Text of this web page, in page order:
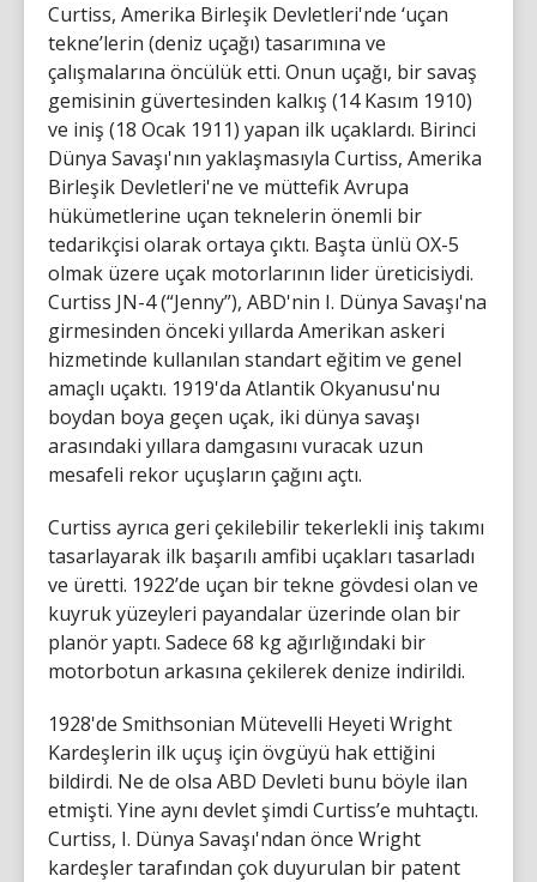
Curtiss, Amerika Birleşik Devletleri'nde ‘uçan
tekne’lerin (deniz uçağı) tasarımına ve
çalışmalarına öncülük etti. Onun uçağı, bir savaş
gemisinin güvertesinden kalkış (14 Kasım 1910)
ve iniş (18 Ocak 1911) yapan ilk uçaklardı. Birinci
Dünya Savaşı'nın yaklaşmasıyla Curtiss, Amerika
Birleşik Devletleri'ne ve müttefik Avrupa
hükümetlerine uçan teknelerin önemli bir
tedarikçisi olarak ortaya çıktı. Başta ünlü OX-5
olmak üzere uçak motorlarının lider üreticisiydi.
Curtiss JN-4 (“Jenny”), ABD'nin I. Dünya Savaşı'na
girmesinden önceki yıllarda Amerikan askeri
hizmetinde kullanılan standart eğitim ve genel
amaçlı uçaktı. 1919'da Atlantik Okyanusu'nu
boydan boya geçen uçak, iki dünya savaşı
arasındaki yıllara damgasını vuracak uzun
mesafeli rekor uçuşların çağını açtı.
Curtiss ayrıca geri çekilebilir tekerlekli iniş takımı
tasarlayarak ilk başarılı amfibi uçakları tasarladı
ve üretti. 1922’de uçan bir tekne gövdesi olan ve
kuyruk yüzeyleri payandalar üzerinde olan bir
planör yaptı. Sadece 68 kg ağırlığındaki bir
motorbotun arkasına çekilerek denize indirildi.
1928'de Smithsonian Mütevelli Heyeti Wright
Kardeşlerin ilk uçuş için övgüyü hak ettiğini
bildirdi. Ne de olsa ABD Devleti bunu böyle ilan
etmişti. Yine aynı devlet şimdi Curtiss’e muhtaçtı.
Curtiss, I. Dünya Savaşı'ndan önce Wright
kardeşler tarafından çok duyurulan bir patent